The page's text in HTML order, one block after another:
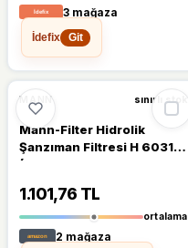
3 mağaza
İdefix
Git
%37 %37 DÜŞTÜ
MANN sınırlı stok
Mann-Filter Hidrolik
Şanzıman Filtresi H 6031 Z
(Vw Group)
1.101,76 TL
ortalama
2 mağaza